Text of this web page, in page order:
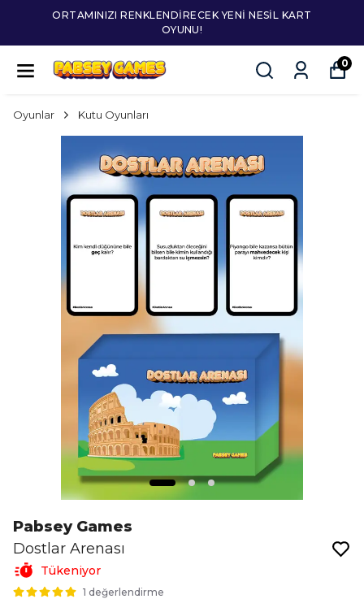
ORTAMINIZI RENKLENDIRECEK YENI NESIL KART
OYUNU!
0
Oyunlar Kutu Oyunları
Pabsey Games
Dostlar Arenası
Tükeniyor
1 değerlendirme